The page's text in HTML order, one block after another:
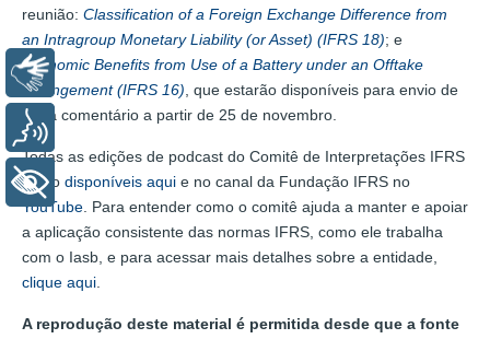
reunião: Classification of a Foreign Exchange Difference from
an Intragroup Monetary Liability (or Asset) (IFRS 18); e
Economic Benefits from Use of a Battery under an Offtake
Arrangement (IFRS 16), que estarão disponíveis para envio de
carta comentário a partir de 25 de novembro.
Todas as edições de podcast do Comitê de Interpretações IFRS
estão disponíveis aqui e no canal da Fundação IFRS no
YouTube. Para entender como o comitê ajuda a manter e apoiar
a aplicação consistente das normas IFRS, como ele trabalha
com o Iasb, e para acessar mais detalhes sobre a entidade,
clique aqui.
A reprodução deste material é permitida desde que a fonte
Libras
+ Acessibilidade